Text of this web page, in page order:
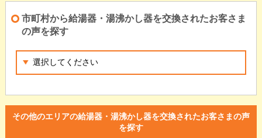
市町村から給湯器・湯沸かし器を交換されたお客さま
の声を探す
その他のエリアの給湯器・湯沸かし器を交換されたお客さまの声
を探す